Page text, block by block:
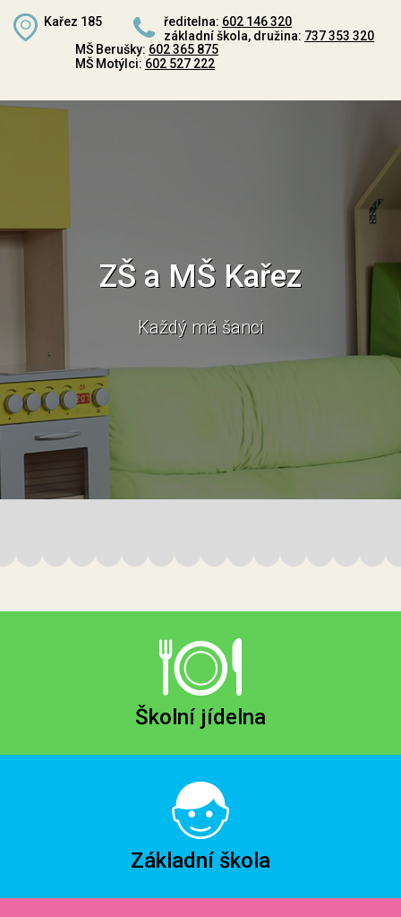
Kařez 185 ředitelna: 602 146 320
základní škola, družina: 737 353 320
MŠ Berušky: 602 365 875
MŠ Motýlci: 602 527 222
ZŠ a MŠ Kařez
Každý má šanci
Školní jídelna
Základní škola